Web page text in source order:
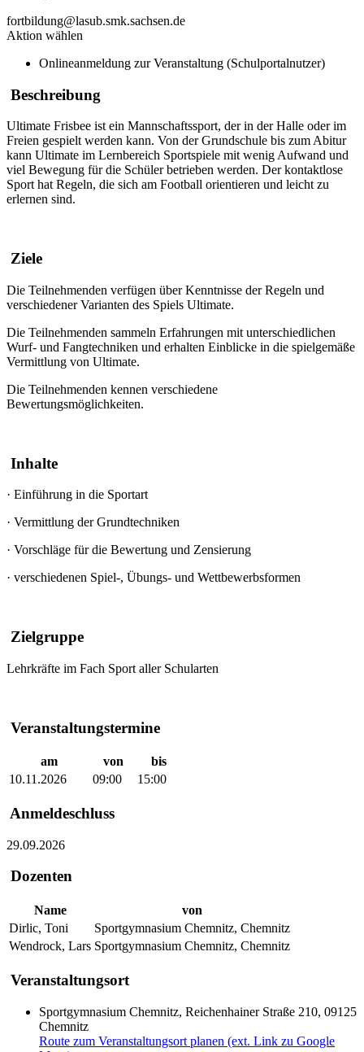
fortbildung@lasub.smk.sachsen.de
Aktion wählen
Onlineanmeldung zur Veranstaltung (Schulportalnutzer)
Beschreibung
Ultimate Frisbee ist ein Mannschaftssport, der in der Halle oder im
Freien gespielt werden kann. Von der Grundschule bis zum Abitur
kann Ultimate im Lernbereich Sportspiele mit wenig Aufwand und
viel Bewegung für die Schüler betrieben werden. Der kontaktlose
Sport hat Regeln, die sich am Football orientieren und leicht zu
erlernen sind.
Ziele
Die Teilnehmenden verfügen über Kenntnisse der Regeln und
verschiedener Varianten des Spiels Ultimate.
Die Teilnehmenden sammeln Erfahrungen mit unterschiedlichen
Wurf- und Fangtechniken und erhalten Einblicke in die spielgemäße
Vermittlung von Ultimate.
Die Teilnehmenden kennen verschiedene
Bewertungsmöglichkeiten.
Inhalte
· Einführung in die Sportart
· Vermittlung der Grundtechniken
· Vorschläge für die Bewertung und Zensierung
· verschiedenen Spiel-, Übungs- und Wettbewerbsformen
Zielgruppe
Lehrkräfte im Fach Sport aller Schularten
Veranstaltungstermine
am von
bis
10.11.2026
09:00 15:00
Anmeldeschluss
29.09.2026
Dozenten
Name
von
Dirlic, Toni
Sportgymnasium Chemnitz, Chemnitz
Wendrock, Lars Sportgymnasium Chemnitz, Chemnitz
Veranstaltungsort
Sportgymnasium Chemnitz, Reichenhainer Straße 210, 09125
Chemnitz
Route zum Veranstaltungsort planen (ext. Link zu Google